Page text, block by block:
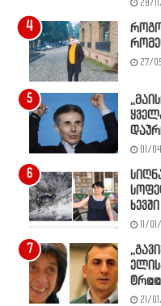
28/
27/
01/
11/
21/